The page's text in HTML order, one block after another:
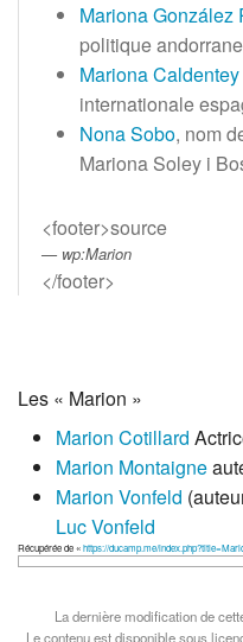
Mariona González
politique
Mariona Caldentey
internationale
Nona Sobo, nom
Mariona Soley i
<footer>source
wp:Marion
</footer>
Les « Marion »
Marion Cotillard
Marion Montaigne
Marion Vonfeld
Luc Vonfeld
Récupérée de «https://ducamp.me/
La dernière modification de
Le contenu est disponible sous